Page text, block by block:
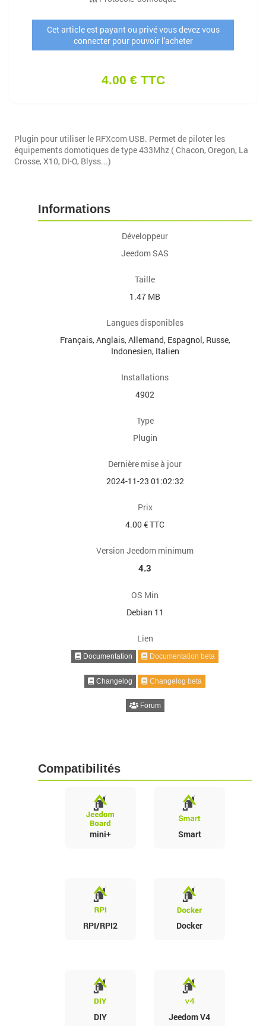
Cet article est payant ou privé vous devez vous
connecter pour pouvoir l'acheter
4.00 € TTC
Plugin pour utiliser le RFXcom USB. Permet de piloter les
équipements domotiques de type 433Mhz ( Chacon, Oregon, La
Crosse, X10, DI-O, Blyss...)
Informations
Développeur
Jeedom SAS
Taille
1.47 MB
Langues disponibles
Français, Anglais, Allemand, Espagnol, Russe,
Indonesien, Italien
Installations
4902
Type
Plugin
Dernière mise à jour
2024-11-23 01:02:32
Prix
4.00 € TTC
Version Jeedom minimum
4.3
OS Min
Debian 11
Lien
Documentation Documentation beta
Changelog Changelog beta
Forum
Compatibilités
mini+ Smart
RPI/RPI2 Docker
DIY Jeedom V4